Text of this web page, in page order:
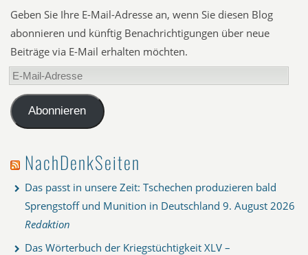
Geben Sie Ihre E-Mail-Adresse an, wenn Sie diesen Blog
abonnieren und künftig Benachrichtigungen über neue
Beiträge via E-Mail erhalten möchten.
E-
Mail-
AdresseAbonnieren
NachDenkSeiten
Das passt in unsere Zeit: Tschechen produzieren bald
Sprengstoff und Munition in Deutschland 9. August 2026
Redaktion
Das Wörterbuch der Kriegstüchtigkeit XLV –